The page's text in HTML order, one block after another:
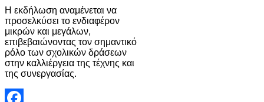
Η εκδήλωση αναμένεται να
προσελκύσει το ενδιαφέρον
μικρών και μεγάλων,
επιβεβαιώνοντας τον σημαντικό
ρόλο των σχολικών δράσεων
στην καλλιέργεια της τέχνης και
της συνεργασίας.